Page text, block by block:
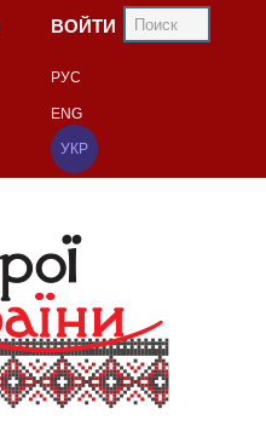
ВОЙТИ
РУС
ENG
УКР